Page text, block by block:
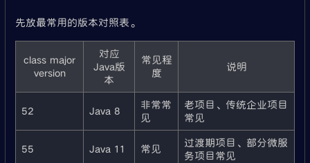
先放最常用的版本对照表。
class major
version
对应
Java版
本
常见程
度
说明
52 Java 8
非常常
见
老项目、传统企业项目
常见
55 Java 11 常见
过渡期项目、部分微服
务项目常见